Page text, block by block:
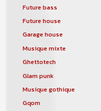
Future bass
Future house
Garage house
Musique mixte
Ghettotech
Glam punk
Musique gothique
Gqom